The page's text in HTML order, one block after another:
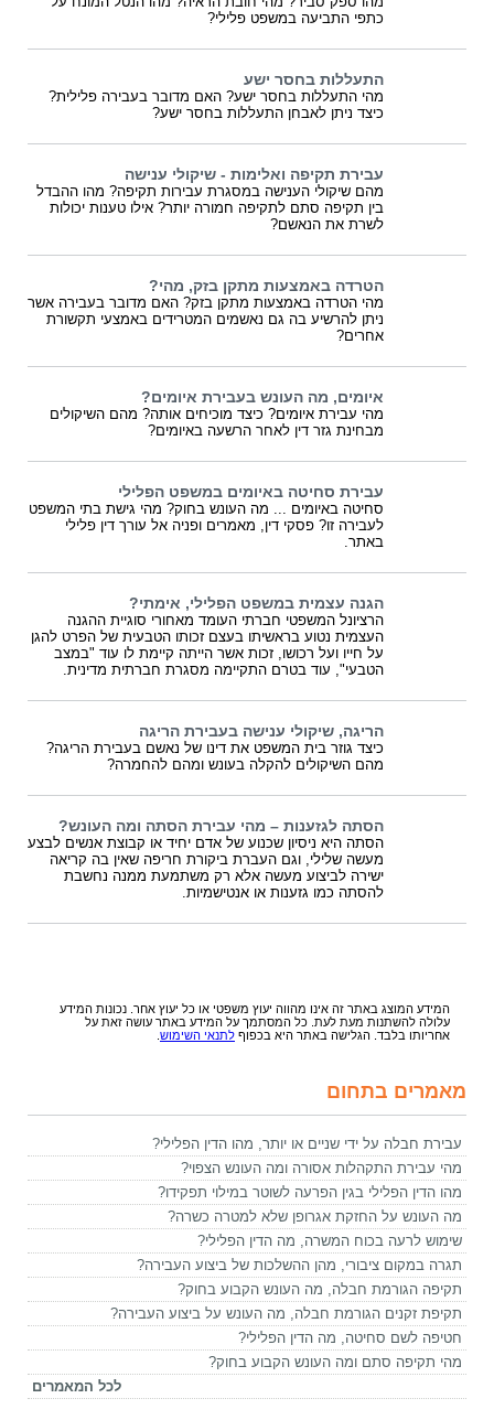
כתפי התביעה במשפט פלילי?
התעללות בחסר ישע
מהי התעללות בחסר ישע? האם מדובר בעבירה פלילית?
כיצד ניתן לאבחן התעללות בחסר ישע?
עבירת תקיפה ואלימות - שיקולי ענישה
מהם שיקולי הענישה במסגרת עבירות תקיפה? מהו ההבדל
בין תקיפה סתם לתקיפה חמורה יותר? אילו טענות יכולות
לשרת את הנאשם?
הטרדה באמצעות מתקן בזק, מהי?
מהי הטרדה באמצעות מתקן בזק? האם מדובר בעבירה אשר
ניתן להרשיע בה גם נאשמים המטרידים באמצעי תקשורת
אחרים?
איומים, מה העונש בעבירת איומים?
מהי עבירת איומים? כיצד מוכיחים אותה? מהם השיקולים
מבחינת גזר דין לאחר הרשעה באיומים?
עבירת סחיטה באיומים במשפט הפלילי
סחיטה באיומים ... מה העונש בחוק? מהי גישת בתי המשפט
לעבירה זו? פסקי דין, מאמרים ופניה אל עורך דין פלילי
באתר.
הגנה עצמית במשפט הפלילי, אימתי?
הרציונל המשפטי חברתי העומד מאחורי סוגיית ההגנה
העצמית נטוע בראשיתו בעצם זכותו הטבעית של הפרט להגן
על חייו ועל רכושו, זכות אשר הייתה קיימת לו עוד "במצב
הטבעי", עוד בטרם התקיימה מסגרת חברתית מדינית.
הריגה, שיקולי ענישה בעבירת הריגה
כיצד גוזר בית המשפט את דינו של נאשם בעבירת הריגה?
מהם השיקולים להקלה בעונש ומהם להחמרה?
הסתה לגזענות – מהי עבירת הסתה ומה העונש?
הסתה היא ניסיון שכנוע של אדם יחיד או קבוצת אנשים לבצע
מעשה שלילי, וגם העברת ביקורת חריפה שאין בה קריאה
ישירה לביצוע מעשה אלא רק משתמעת ממנה נחשבת
להסתה כמו גזענות או אנטישמיות.
המידע המוצג באתר זה אינו מהווה יעוץ משפטי או כל יעוץ אחר. נכונות המידע
עלולה להשתנות מעת לעת. כל המסתמך על המידע באתר עושה זאת על
אחריותו בלבד. הגלישה באתר היא בכפוף לתנאי השימוש
מאמרים בתחום
עבירת חבלה על ידי שניים או יותר, מהו הדין הפלילי?
מהי עבירת התקהלות אסורה ומה העונש הצפוי?
מהו הדין הפלילי בגין הפרעה לשוטר במילוי תפקידו?
מה העונש על החזקת אגרופן שלא למטרה כשרה?
שימוש לרעה בכוח המשרה, מה הדין הפלילי?
תגרה במקום ציבורי, מהן ההשלכות של ביצוע העבירה?
תקיפה הגורמת חבלה, מה העונש הקבוע בחוק?
תקיפת זקנים הגורמת חבלה, מה העונש על ביצוע העבירה?
חטיפה לשם סחיטה, מה הדין הפלילי?
מהי תקיפה סתם ומה העונש הקבוע בחוק?
לכל המאמרים